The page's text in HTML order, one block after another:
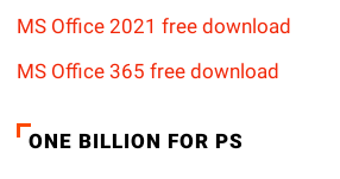
MS Office 2021 free download
MS Office 365 free download
ONE BILLION FOR PS